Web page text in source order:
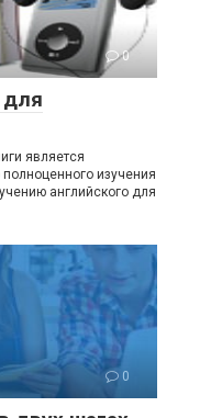
0
для
является
изучения
английского для
0